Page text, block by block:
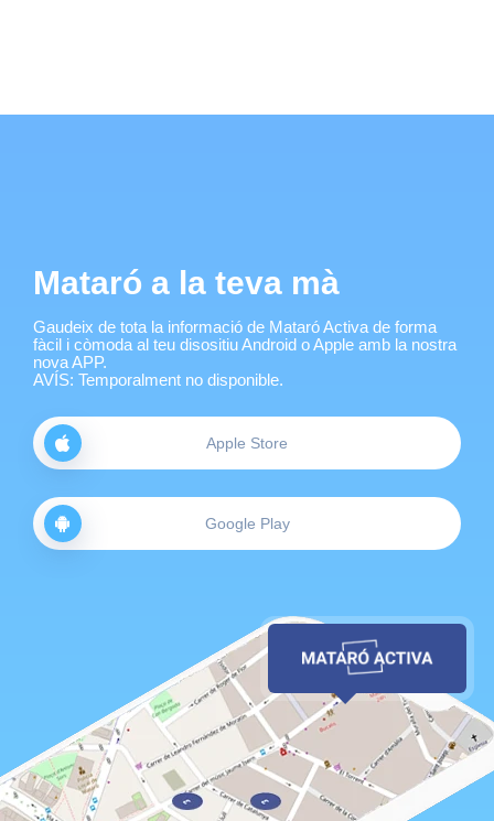
Mataró a la teva mà
Gaudeix de tota la informació de Mataró Activa de forma
fàcil i còmoda al teu disositiu Android o Apple amb la nostra
nova APP.
AVÍS: Temporalment no disponible.
Apple Store
Google Play